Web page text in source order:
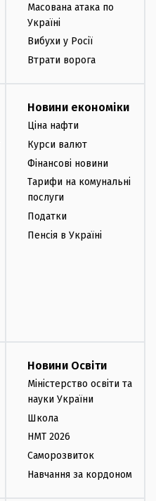
Масована атака по
Україні
Вибухи у Росії
Втрати ворога
Новини економіки
Ціна нафти
Курси валют
Фінансові новини
Тарифи на комунальні
послуги
Податки
Пенсія в Україні
Новини Освіти
Міністерство освіти та
науки України
Школа
НМТ 2026
Саморозвиток
Навчання за кордоном